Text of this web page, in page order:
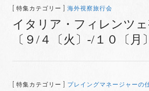
[ 特集カテゴリー ] 海外視察旅行会
イタリア・フィレンツ
〔９/４〔火〕-/１０〔月
[ 特集カテゴリー ] プレイングマネージャーの